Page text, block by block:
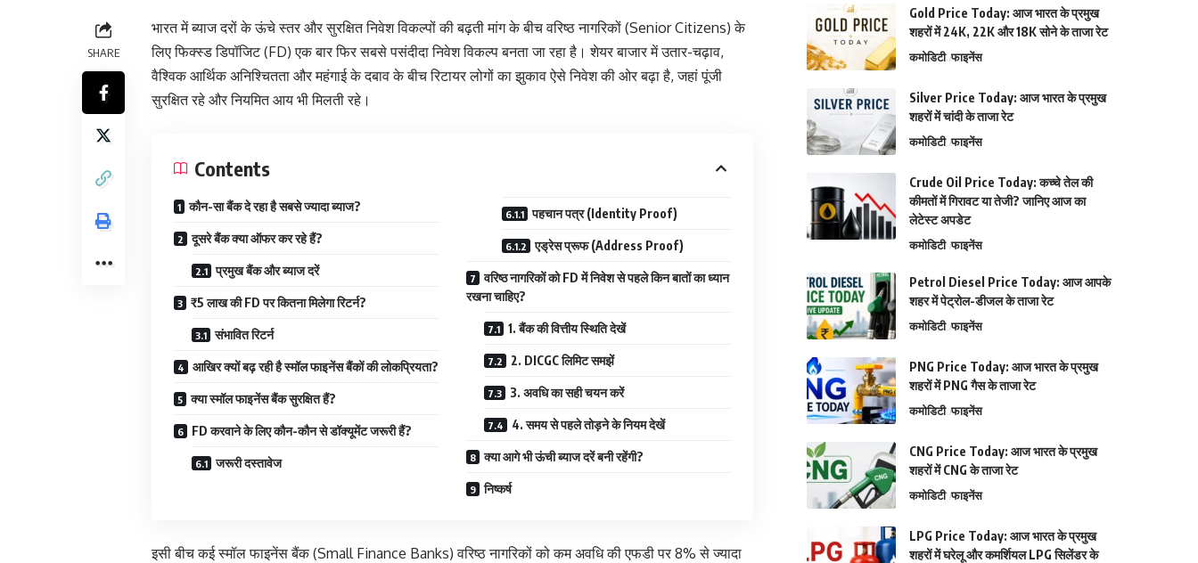
SHARE
भारत में ब्याज दरों के ऊंचे स्तर और सुरक्षित निवेश विकल्पों की बढ़ती मांग के बीच वरिष्ठ नागरिकों (Senior Citizens) के
लिए फिक्स्ड डिपॉजिट (FD) एक बार फिर सबसे पसंदीदा निवेश विकल्प बनता जा रहा है। शेयर बाजार में उतार-चढ़ाव,
वैश्विक आर्थिक अनिश्चितता और महंगाई के दबाव के बीच रिटायर लोगों का झुकाव ऐसे निवेश की ओर बढ़ा है, जहां पूंजी
सुरक्षित रहे और नियमित आय भी मिलती रहे।
Contents
कौन-सा बैंक दे रहा है सबसे ज्यादा ब्याज?
दूसरे बैंक क्या ऑफर कर रहे हैं?
प्रमुख बैंक और ब्याज दरें
₹5 लाख की FD पर कितना मिलेगा रिटर्न?
संभावित रिटर्न
आखिर क्यों बढ़ रही है स्मॉल फाइनेंस बैंकों की लोकप्रियता?
क्या स्मॉल फाइनेंस बैंक सुरक्षित हैं?
FD करवाने के लिए कौन-कौन से डॉक्यूमेंट जरूरी हैं?
जरूरी दस्तावेज
पहचान पत्र (Identity Proof)
एड्रेस प्रूफ (Address Proof)
वरिष्ठ नागरिकों को FD में निवेश से पहले किन बातों का ध्यान
रखना चाहिए?
1. बैंक की वित्तीय स्थिति देखें
2. DICGC लिमिट समझें
3. अवधि का सही चयन करें
4. समय से पहले तोड़ने के नियम देखें
क्या आगे भी ऊंची ब्याज दरें बनी रहेंगी?
निष्कर्ष
इसी बीच कई स्मॉल फाइनेंस बैंक (Small Finance Banks) वरिष्ठ नागरिकों को कम अवधि की एफडी पर 8% से ज्यादा
Gold Price Today: आज भारत के प्रमुख
शहरों में 24K, 22K और 18K सोने के ताजा रेट
कमोडिटी फाइनेंस
Silver Price Today: आज भारत के प्रमुख
शहरों में चांदी के ताजा रेट
कमोडिटी फाइनेंस
Crude Oil Price Today: कच्चे तेल की
कीमतों में गिरावट या तेजी? जानिए आज का
लेटेस्ट अपडेट
कमोडिटी फाइनेंस
Petrol Diesel Price Today: आज आपके
शहर में पेट्रोल-डीजल के ताजा रेट
कमोडिटी फाइनेंस
PNG Price Today: आज भारत के प्रमुख
शहरों में PNG गैस के ताजा रेट
कमोडिटी फाइनेंस
CNG Price Today: आज भारत के प्रमुख
शहरों में CNG के ताजा रेट
कमोडिटी फाइनेंस
LPG Price Today: आज भारत के प्रमुख
शहरों में घरेलू और कमर्शियल LPG सिलेंडर के